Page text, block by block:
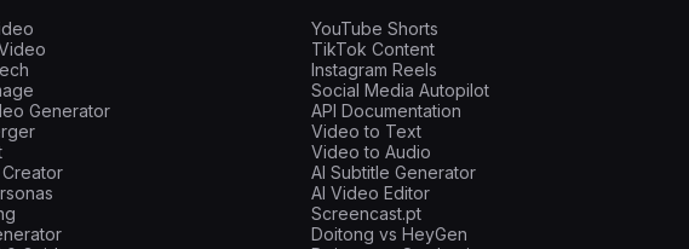
Generator
YouTube Shorts
TikTok Content
Instagram Reels
Social Media Autopilot
API Documentation
Video to Text
Video to Audio
AI Subtitle Generator
AI Video Editor
Screencast.pt
Doitong vs HeyGen